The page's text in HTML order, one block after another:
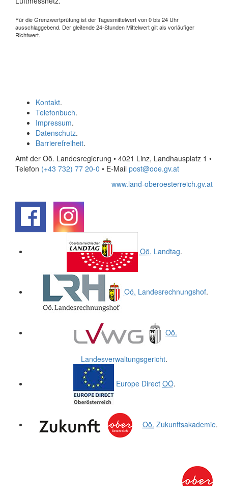
Für die Grenzwertprüfung ist der Tagesmittelwert von 0 bis 24 Uhr
ausschlaggebend. Der gleitende 24-Stunden Mittelwert gilt als vorläufiger
Richtwert.
Kontakt.
Telefonbuch.
Impressum.
Datenschutz.
Barrierefreiheit.
Amt der Oö. Landesregierung • 4021 Linz, Landhausplatz 1 •
Telefon (+43 732) 77 20-0 • E-Mail post@ooe.gv.at
www.land-oberoesterreich.gv.at
Oö. Landtag.
Oö. Landesrechnungshof.
Oö.
Landesverwaltungsgericht.
Europe Direct OÖ.
Oö. Zukunftsakademie.